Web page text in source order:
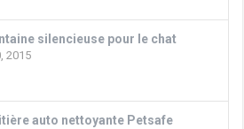
silencieuse pour le chat
2015
auto nettoyante Petsafe